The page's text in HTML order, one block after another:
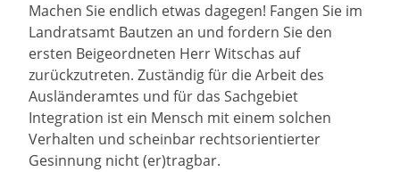
Machen Sie endlich etwas dagegen! Fangen Sie im
Landratsamt Bautzen an und fordern Sie den
ersten Beigeordneten Herr Witschas auf
zurückzutreten. Zuständig für die Arbeit des
Ausländeramtes und für das Sachgebiet
Integration ist ein Mensch mit einem solchen
Verhalten und scheinbar rechtsorientierter
Gesinnung nicht (er)tragbar.